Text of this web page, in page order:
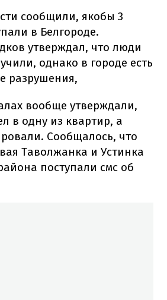
сообщили, якобы 3
в Белгороде.
утверждал, что люди
однако в городе есть
разрушения,
вообще утверждали,
в одну из квартир, а
Сообщалось, что
Таволжанка и Устинка
поступали смс об